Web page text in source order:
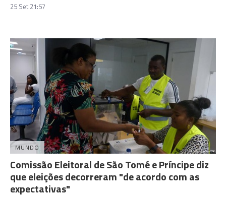
25 Set 21:57
MUNDO
Comissão Eleitoral de São Tomé e Príncipe diz
que eleições decorreram "de acordo com as
expectativas"